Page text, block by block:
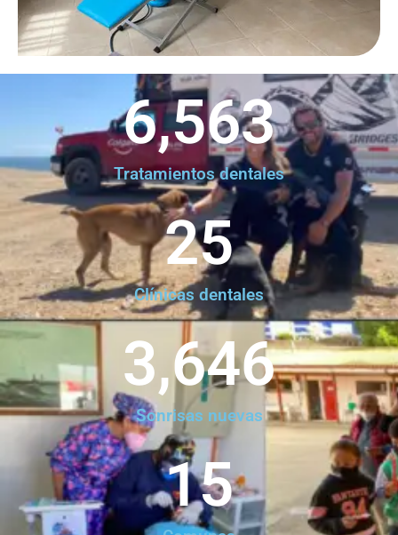
Tratamientos dentales
6,563
Clínicas dentales
25
Sonrisas nuevas
3,646
15